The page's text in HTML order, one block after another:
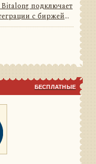
подключает
с биржей
данные и
модель сообщений
БЕСПЛАТНЫЕ